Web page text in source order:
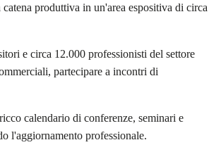
produttiva in un'area espositiva di circa
e circa 12.000 professionisti del settore
partecipare a incontri di
calendario di conferenze, seminari e
l'aggiornamento professionale.